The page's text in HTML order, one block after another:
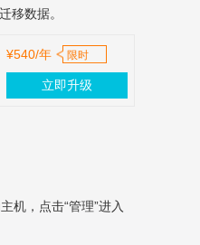
移数据。
¥540/年 限时
立即升级
机，点击“管理”进入